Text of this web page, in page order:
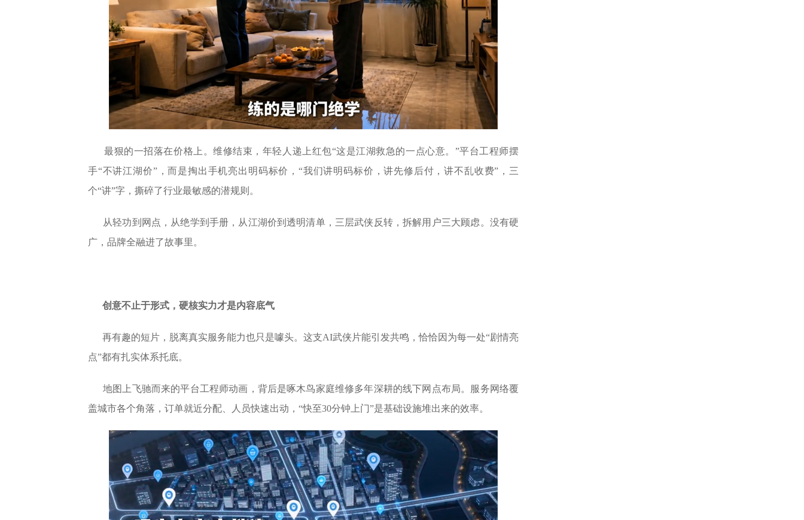
最狠的一招落在价格上。维修结束，年轻人递上红包“这是江湖救急的一点心意。”平台工程师摆
手“不讲江湖价”，而是掏出手机亮出明码标价，“我们讲明码标价，讲先修后付，讲不乱收费”，三
个“讲”字，撕碎了行业最敏感的潜规则。
从轻功到网点，从绝学到手册，从江湖价到透明清单，三层武侠反转，拆解用户三大顾虑。没有硬
广，品牌全融进了故事里。
创意不止于形式，硬核实力才是内容底气
再有趣的短片，脱离真实服务能力也只是噱头。这支AI武侠片能引发共鸣，恰恰因为每一处“剧情亮
点”都有扎实体系托底。
地图上飞驰而来的平台工程师动画，背后是啄木鸟家庭维修多年深耕的线下网点布局。服务网络覆
盖城市各个角落，订单就近分配、人员快速出动，“快至30分钟上门”是基础设施堆出来的效率。